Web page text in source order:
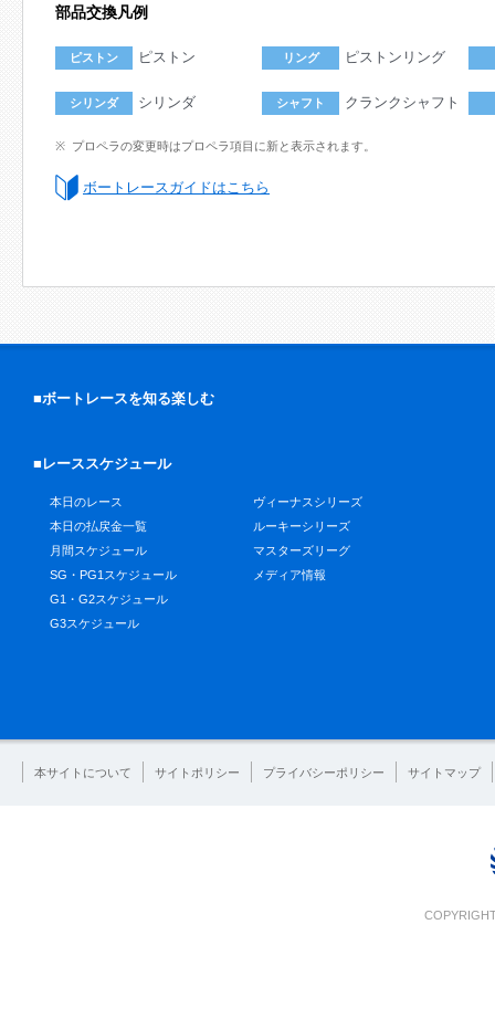
部品交換凡例
ピストン ピストン リング ピストンリング
シリンダ シリンダ シャフト クランクシャフト
プロペラの変更時はプロペラ項目に新と表示されます。
ボートレースガイドはこちら
■ボートレースを知る楽しむ
■レーススケジュール
本日のレース
本日の払戻金一覧
月間スケジュール
SG・PG1スケジュール
G1・G2スケジュール
G3スケジュール
ヴィーナスシリーズ
ルーキーシリーズ
マスターズリーグ
メディア情報
本サイトについて サイトポリシー プライバシーポリシー サイトマップ